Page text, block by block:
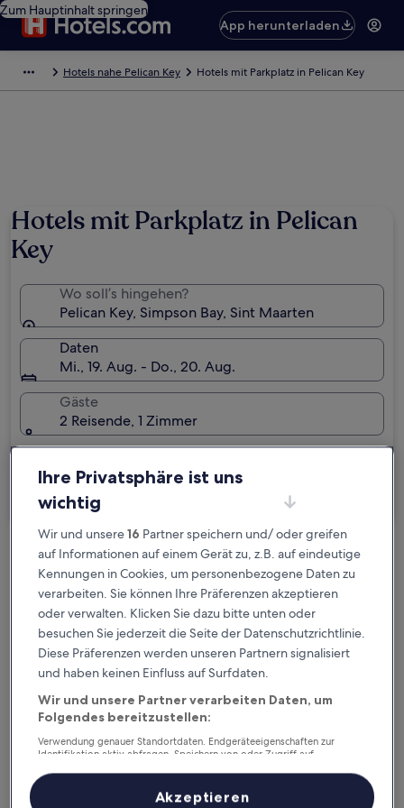
Zum Hauptinhalt springen
App herunterladen
Hotels nahe Pelican Key Hotels mit Parkplatz in Pelican Key
Hotels mit Parkplatz in Pelican
Key
Wo soll’s hingehen?
Pelican Key, Simpson Bay, Sint Maarten
Daten
Mi., 19. Aug. - Do., 20. Aug.
Gäste
2 Reisende, 1 Zimmer
Kostenlose Stornierung bei
Planänderungen
Verdiene Prämien für jede
wahrgenommene Übernachtung
Mehr sparen mit Preisen für Mitglieder
Überprüfe die Preise für diese Daten
Ihre Privatsphäre ist uns
wichtig
Wir und unsere16 Partner speichern und/ oder greifen
auf Informationen auf einem Gerät zu, z.B. auf eindeutige
Kennungen in Cookies, um personenbezogene Daten zu
verarbeiten. Sie können Ihre Präferenzen akzeptieren
oder verwalten. Klicken Sie dazu bitte unten oder
besuchen Sie jederzeit die Seite der Datenschutzrichtlinie.
Diese Präferenzen werden unseren Partnern signalisiert
und haben keinen Einfluss auf Surfdaten.
Wir und unsere Partner verarbeiten Daten, um
Folgendes bereitzustellen:
Verwendung genauer Standortdaten. Endgeräteeigenschaften zur
Identifikation aktiv abfragen. Speichern von oder Zugriff auf
Inhalte, Messung von Werbeleistung und der Performance von Inhalten,
Zielgruppenforschung sowie Entwicklung und Verbesserung von
Akzeptieren